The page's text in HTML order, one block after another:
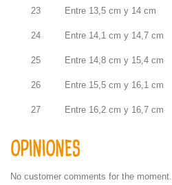
23 Entre 13,5 cm y 14 cm
24 Entre 14,1 cm y 14,7 cm
25 Entre 14,8 cm y 15,4 cm
26 Entre 15,5 cm y 16,1 cm
27 Entre 16,2 cm y 16,7 cm
OPINIONES
No customer comments for the moment.